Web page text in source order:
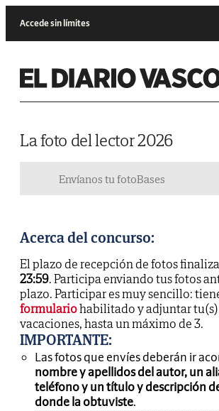
Accede sin límites
La foto del lector 2026
Envíanos tu fotoBases
Acerca del concurso:
El plazo de recepción de fotos
23:59. Participa enviando tus fotos
plazo. Participar es muy sencillo:
formulariohabilitado y adjuntar
vacaciones, hasta un máximo de 3.
IMPORTANTE:
Las fotos que envíes deberán ir
nombre y apellidos del autor, un
teléfono y un título y descripción
donde la obtuviste.